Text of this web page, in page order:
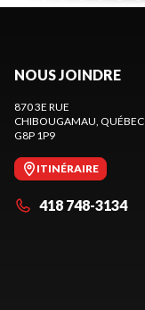
NOUS JOINDRE
870 3E RUE
CHIBOUGAMAU , QUÉBEC
G8P 1P9
ITINÉRAIRE
418 748-3134